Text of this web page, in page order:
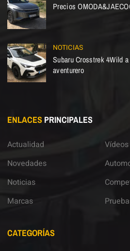
Precios
NOTICIAS
Subaru Crosstrek 4Wild
aventurero
ENLACES PRINCIPALES
Actualidad
Novedades
Noticias
Marcas
Vídeos
CATEGORÍAS